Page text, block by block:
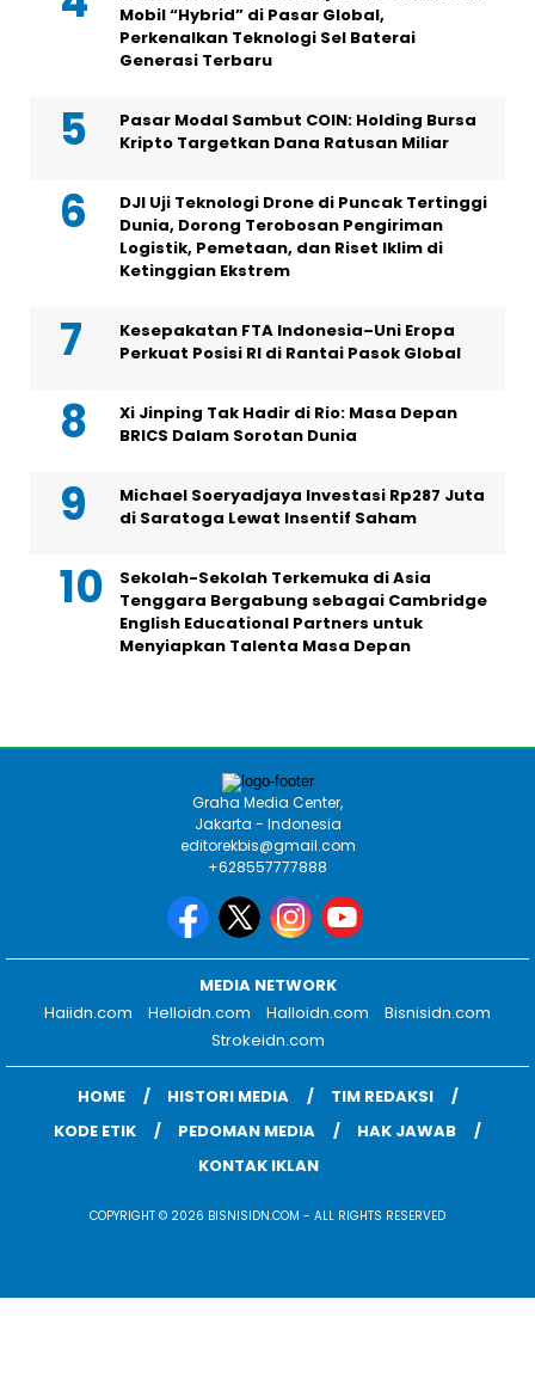
Mobil “Hybrid” di Pasar Global,
Perkenalkan Teknologi Sel Baterai
Generasi Terbaru
Pasar Modal Sambut COIN: Holding Bursa
Kripto Targetkan Dana Ratusan Miliar
DJI Uji Teknologi Drone di Puncak Tertinggi
Dunia, Dorong Terobosan Pengiriman
Logistik, Pemetaan, dan Riset Iklim di
Ketinggian Ekstrem
Kesepakatan FTA Indonesia–Uni Eropa
Perkuat Posisi RI di Rantai Pasok Global
Xi Jinping Tak Hadir di Rio: Masa Depan
BRICS Dalam Sorotan Dunia
Michael Soeryadjaya Investasi Rp287 Juta
di Saratoga Lewat Insentif Saham
Sekolah-Sekolah Terkemuka di Asia
Tenggara Bergabung sebagai Cambridge
English Educational Partners untuk
Menyiapkan Talenta Masa Depan
Graha Media Center,
Jakarta - Indonesia
editorekbis@gmail.com
+628557777888
MEDIA NETWORK
Haiidn.com
Helloidn.com Halloidn.com
Bisnisidn.com
Strokeidn.com
HOME HISTORI MEDIA
TIM REDAKSI
KODE ETIK
PEDOMAN MEDIA
HAK JAWAB
KONTAK IKLAN
COPYRIGHT © 2026 BISNISIDN.COM - ALL RIGHTS RESERVED